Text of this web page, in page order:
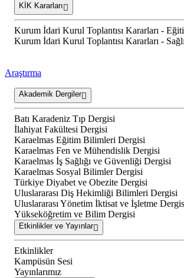
KİK Kararları
Kurum İdari Kurul Toplantısı Kararları -
Kurum İdari Kurul Toplantısı Kararları -
Araştırma
Akademik Dergiler
Batı Karadeniz Tıp Dergisi
İlahiyat Fakültesi Dergisi
Karaelmas Eğitim Bilimleri Dergisi
Karaelmas Fen ve Mühendislik Dergisi
Karaelmas İş Sağlığı ve Güvenliği Dergisi
Karaelmas Sosyal Bilimler Dergisi
Türkiye Diyabet ve Obezite Dergisi
Uluslararası Diş Hekimliği Bilimleri Dergisi
Uluslararası Yönetim İktisat ve İşletme
Yükseköğretim ve Bilim Dergisi
Etkinlikler ve Yayınlar
Etkinlikler
Kampüsün Sesi
Yayınlarımız